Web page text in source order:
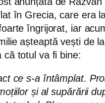
în Grecia, care era
îngrijorat, iar
așteaptă vești de
că totul va fi bine:
ce s-a întâmplat.
și al supărării